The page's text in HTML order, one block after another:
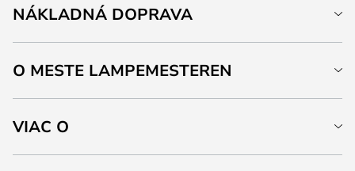
NÁKLADNÁ DOPRAVA
O MESTE LAMPEMESTEREN
VIAC O